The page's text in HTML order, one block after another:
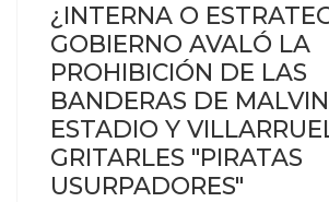
¿INTERNA O
GOBIERNO AVALÓ LA
PROHIBICIÓN DE LAS
BANDERAS DE
ESTADIO Y
GRITARLES "PIRATAS
USURPADORES"